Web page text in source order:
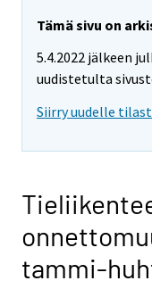
Tämä sivu on
5.4.2022 jälkeen
uudistetulta
Siirry uudelle
tammi-